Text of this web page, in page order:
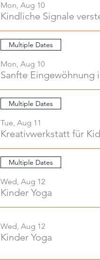
Mon, Aug 10
Kindliche Signale
Multiple Dates
Mon, Aug 10
Sanfte Eingewöhnung
Multiple Dates
Tue, Aug 11
Multiple Dates
Wed, Aug 12
Kinder Yoga
Wed, Aug 12
Kinder Yoga